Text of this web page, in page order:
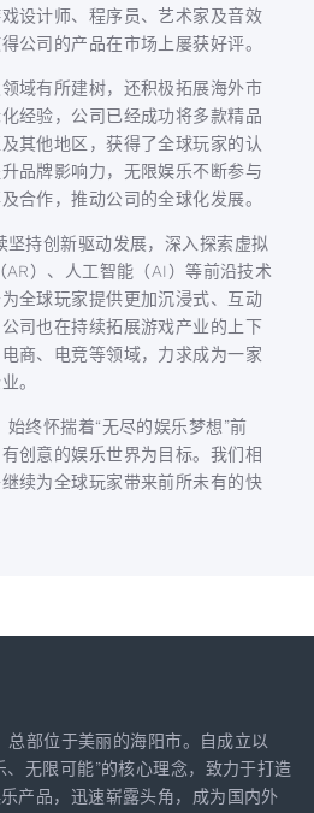
设计师、程序员、艺术家及音效
公司的产品在市场上屡获好评。
域有所建树，还积极拓展海外市
经验，公司已经成功将多款精品
其他地区，获得了全球玩家的认
品牌影响力，无限娱乐不断参与
合作，推动公司的全球化发展。
坚持创新驱动发展，深入探索虚拟
）、人工智能（AI）等前沿技术
全球玩家提供更加沉浸式、互动
司也在持续拓展游戏产业的上下
商、电竞等领域，力求成为一家
。
始终怀揣着“无尽的娱乐梦想”前
创意的娱乐世界为目标。我们相
续为全球玩家带来前所未有的快
总部位于美丽的海阳市。自成立以
无限可能”的核心理念，致力于打造
产品，迅速崭露头角，成为国内外